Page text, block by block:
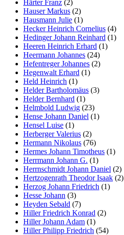
Härter Franz (2)
Hauser Markus (2)
Hausmann Julie (1)
Hecker Heinrich Cornelius (4)
Hedinger Johann Reinhard (1)
Heeren Heinrich Erhard (1)
Heermann Johannes (24)
Hefentreger Johannes (2)
Hegenwalt Erhard (1)
Held Heinrich (1)
Helder Bartholomäus (3)
Helder Bernhard (1)
Helmbold Ludwig (23)
Hense Johann Daniel (1)
Hensel Luise (1)
Herberger Valerius (2)
Hermann Nikolaus (76)
Hermes Johann Timotheus (1)
Herrmann Johann G. (1)
Herrnschmidt Johann Daniel (2)
Hertzogenrath Theodor Isaak (2)
Herzog Johann Friedrich (1)
Hesse Johann (3)
Heyden Sebald (7)
Hiller Friedrich Konrad (2)
Hiller Johann Adam (1)
Hiller Philipp Friedrich (54)